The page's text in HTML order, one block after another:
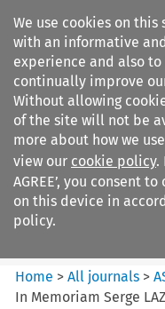
We use cookies on
with an informative
experience and also
continually improve
Without allowing
of the site will not be
more about how we
view our cookie policy.
AGREE’, you consent
on this device in
policy.
ASA Bulletin
Home >All journals >
In Memoriam Serge